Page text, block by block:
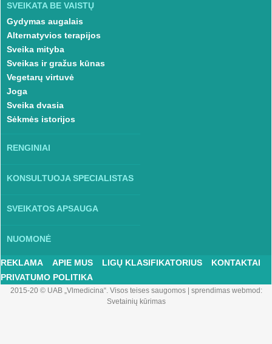
SVEIKATA BE VAISTŲ
Gydymas augalais
Alternatyvios terapijos
Sveika mityba
Sveikas ir gražus kūnas
Vegetarų virtuvė
Joga
Sveika dvasia
Sėkmės istorijos
RENGINIAI
KONSULTUOJA SPECIALISTAS
SVEIKATOS APSAUGA
NUOMONĖ
REKLAMA APIE MUS LIGŲ KLASIFIKATORIUS
KONTAKTAI
PRIVATUMO POLITIKA
2015-20 © UAB „Vlmedicina“. Visos teises saugomos| sprendimas webmod:
Svetainių kūrimas